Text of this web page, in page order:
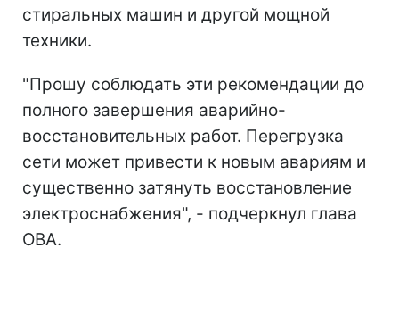
стиральных машин и другой мощной
техники.
"Прошу соблюдать эти рекомендации до
полного завершения аварийно-
восстановительных работ. Перегрузка
сети может привести к новым авариям и
существенно затянуть восстановление
электроснабжения", - подчеркнул глава
ОВА.